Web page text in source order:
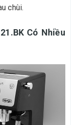
chùi.
Có Nhiều